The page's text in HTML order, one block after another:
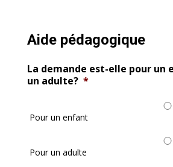
Aide pédagogique
La demande est-elle pour un
un adulte? *
Pour un enfant
Pour un adulte